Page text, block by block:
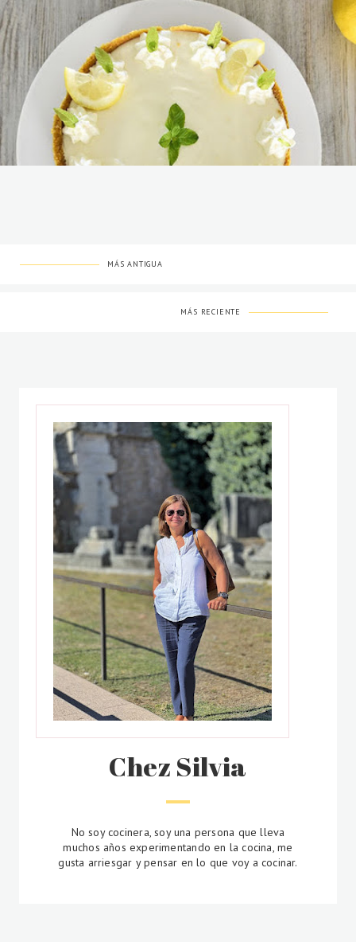
MÁS ANTIGUA
MÁS RECIENTE
Chez Silvia
No soy cocinera, soy una persona que lleva
muchos años experimentando en la cocina, me
gusta arriesgar y pensar en lo que voy a cocinar.